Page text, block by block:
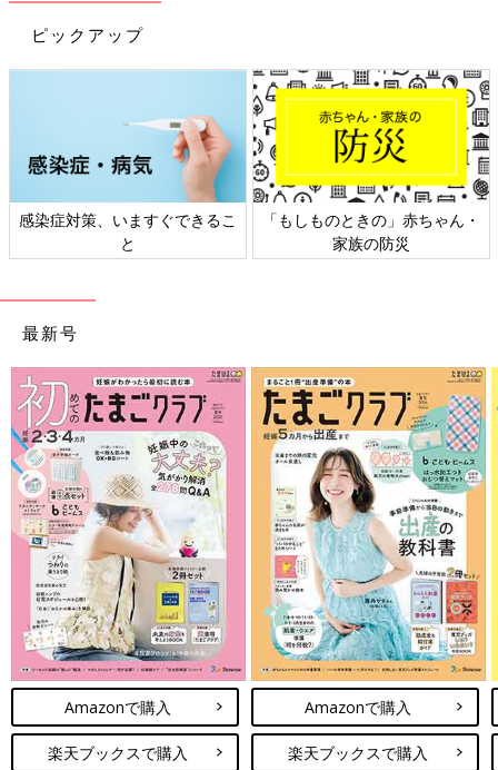
ピックアップ
日本外来小児科学会リーフレッ
ト検討会
六星占術 細木かおりさんの人生
相談
最新号
Amazonで購入
楽天ブックスで購入
Amazonで購入
楽天ブックスで購入